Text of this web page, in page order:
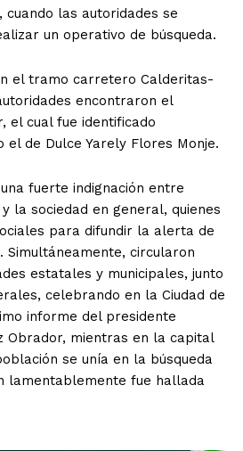
California
Campeche
Chiapas
de México Coahuila
Estado de México
Hidalgo
Jalisco
cuando las autoridades se
un operativo de búsqueda.
el tramo carretero Calderitas-
encontraron el
el cual fue identificado
de Dulce Yarely Flores Monje.
fuerte indignación entre
la sociedad en general, quienes
para difundir la alerta de
Simultáneamente, circularon
estatales y municipales, junto
celebrando en la Ciudad de
informe del presidente
Obrador, mientras en la capital
se unía en la búsqueda
lamentablemente fue hallada